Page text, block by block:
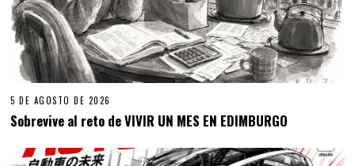
5 DE AGOSTO DE 2026
Sobrevive al reto de VIVIR UN MES EN EDIMBURGO